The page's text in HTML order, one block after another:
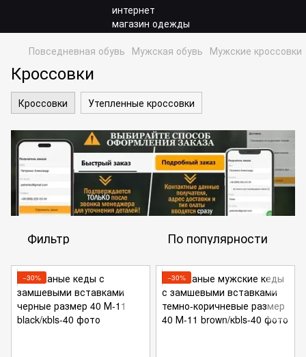
Повседневная обувь Мужская обувь Мужские кроссовки
Кроссовки
Кроссовки Утепленные кроссовки
Фильтр По популярности
−30% −30%